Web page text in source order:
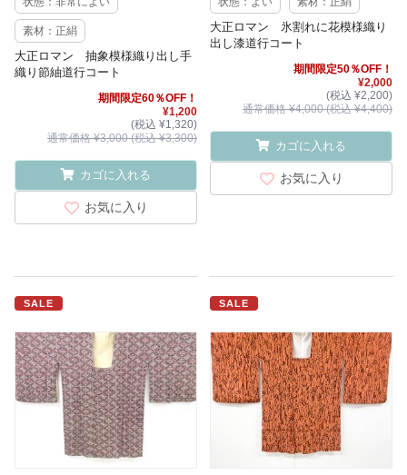
素材：正絹
大正ロマン 抽象模様織り出し手
織り節紬道行コート
期間限定60％OFF！
¥1,200
(税込 ¥1,320)
通常価格 ¥3,000 (税込 ¥3,300)
カゴに入れる
お気に入り
大正ロマン 氷割れに花模様織り
出し漆道行コート
期間限定50％OFF！
¥2,000
(税込 ¥2,200)
通常価格 ¥4,000 (税込 ¥4,400)
カゴに入れる
お気に入り
SALE SALE